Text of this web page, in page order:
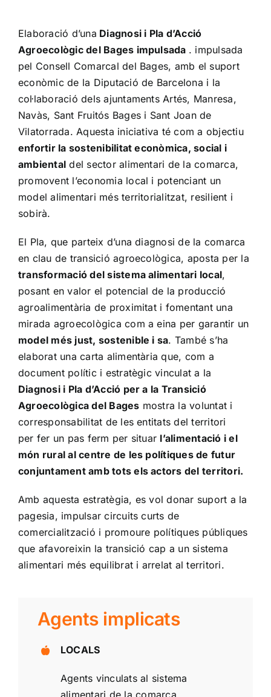
Elaboració d’una Diagnosi i Pla d’Acció
Agroecològic del Bages impulsada . impulsada
pel Consell Comarcal del Bages, amb el suport
econòmic de la Diputació de Barcelona i la
col·laboració dels ajuntaments Artés, Manresa,
Navàs, Sant Fruitós Bages i Sant Joan de
Vilatorrada. Aquesta iniciativa té com a objectiu
enfortir la sostenibilitat econòmica, social i
ambiental del sector alimentari de la comarca,
promovent l’economia local i potenciant un
model alimentari més territorialitzat, resilient i
sobirà.
El Pla, que parteix d’una diagnosi de la comarca
en clau de transició agroecològica, aposta per la
transformació del sistema alimentari local,
posant en valor el potencial de la producció
agroalimentària de proximitat i fomentant una
mirada agroecològica com a eina per garantir un
model més just, sostenible i sa. També s’ha
elaborat una carta alimentària que, com a
document polític i estratègic vinculat a la
Diagnosi i Pla d’Acció per a la Transició
Agroecològica del Bages mostra la voluntat i
corresponsabilitat de les entitats del territori
per fer un pas ferm per situar l’alimentació i el
món rural al centre de les polítiques de futur
conjuntament amb tots els actors del territori.
Amb aquesta estratègia, es vol donar suport a la
pagesia, impulsar circuits curts de
comercialització i promoure polítiques públiques
que afavoreixin la transició cap a un sistema
alimentari més equilibrat i arrelat al territori.
Agents implicats
LOCALS
Agents vinculats al sistema